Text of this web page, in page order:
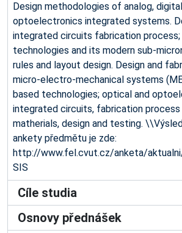
Design methodologies of analog,
optoelectronics integrated systems.
integrated circuits fabrication process;
technologies and its modern sub-
rules and layout design. Design and
micro-electro-mechanical systems
based technologies; optical and
integrated circuits, fabrication
matherials, design and testing.
ankety předmětu je zde:
http://www.fel.cvut.cz/anketa/
SIS
Cíle studia
Osnovy přednášek